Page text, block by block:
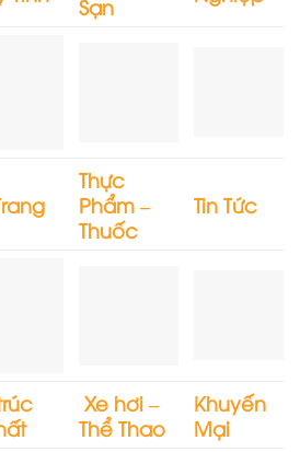
Sạn
Thực
Phẩm –
Thuốc
Tin Tức
Xe hơi –
Thể Thao
Khuyến
Mại